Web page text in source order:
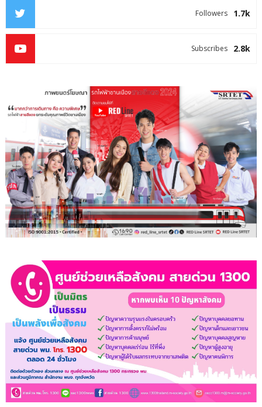
1.7k
Followers
2.8k
Subscribes